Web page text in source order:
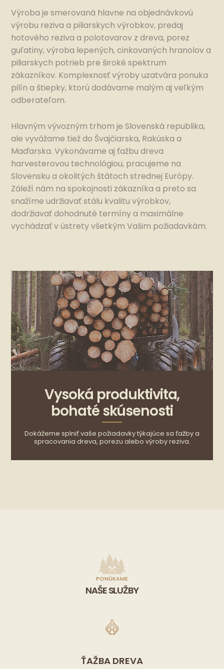
Výroba je smerovaná hlavne na objednávkovú
výrobu reziva a piliarskych výrobkov, predaj
hotového reziva a polotovarov z dreva, porez
guľatiny, výroba lepených, cinkovaných hranolov a
piliarskych potrieb pre široké spektrum
zákazníkov. Komplexnosť výroby uzatvára ponuka
pilín a štiepky, ktorú dodávame malým aj veľkým
odberateľom.
Hlavným vývozným trhom je Slovenská republika,
ale vyvážame tiež do Švajčiarska, Rakúska a
Maďarska. Vykonávame aj ťažbu dreva
harvesterovou technológiou, pracujeme na
Slovensku a okolitých štátoch strednej Európy.
Záleží nám na spokojnosti zákazníka a preto sa
snažíme udržiavať stálu kvalitu výrobkov,
dodržiavať dohodnuté termíny a maximálne
vychádzať v ústrety všetkým Vašim požiadavkám.
Vysoká produktivita,
bohaté skúsenosti
Dokážeme splniť vaše požiadavky týkajúce sa ťažby a
spracovania dreva, porezu alebo výroby reziva.
PONÚKAME
NAŠE SLUŽBY
ŤAŽBA DREVA